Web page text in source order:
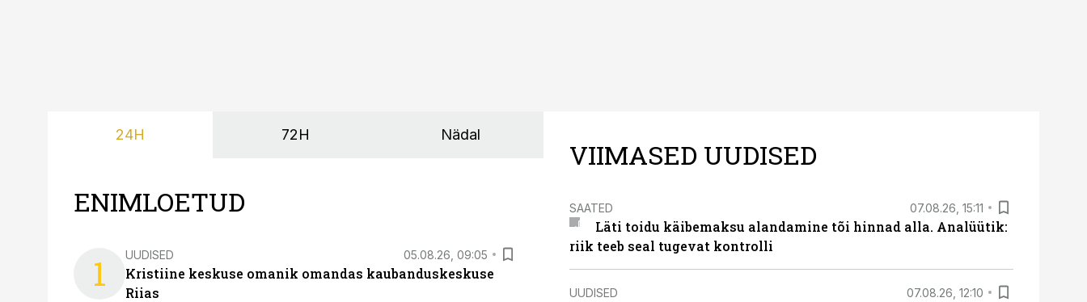
24H 72H Nädal
ENIMLOETUD
1 UUDISED 05.08.26, 09:05
Kristiine keskuse omanik omandas kaubanduskeskuse
Riias
VIIMASED UUDISED
SAATED 07.08.26, 15:11
Läti toidu käibemaksu alandamine tõi hinnad alla. Analüütik:
riik teeb seal tugevat kontrolli
UUDISED 07.08.26, 12:10